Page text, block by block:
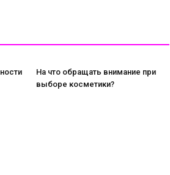
На что обращать внимание при
выборе косметики?